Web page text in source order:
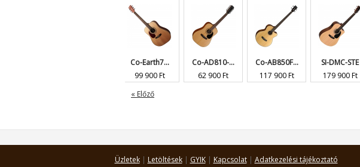
« Előző
Co-Earth7...
Co-AD810-...
Co-AB850F...
117 900 Ft
SI-DMC-STE
179 900 Ft
Üzletek| Letöltések| GYIK| Kapcsolat| Adatkezelési tájékoztató